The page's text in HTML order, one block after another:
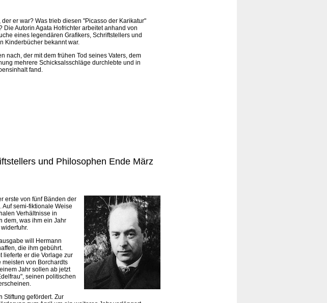
er war? Was trieb diesen "Picasso der Karikatur"
Autorin Agata Hofrichter arbeitet anhand von
eines legendären Grafikers, Schriftstellers und
Kinderbücher bekannt war.
nach, der mit dem frühen Tod seines Vaters, dem
mehrere Schicksalsschläge durchlebte und in
fand.
und Philosophen Ende März
erste von fünf Bänden der
semi-fiktionale Weise
Verhältnisse in
dem, was ihm ein Jahr
will Hermann
die ihm gebührt.
lieferte er die Vorlage zur
von Borchardts
Jahr sollen ab jetzt
seinen politischen
Stiftung gefördert. Zur